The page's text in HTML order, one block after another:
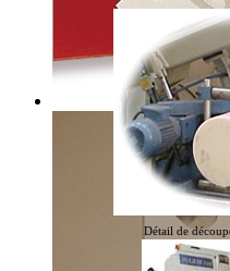
Détail de